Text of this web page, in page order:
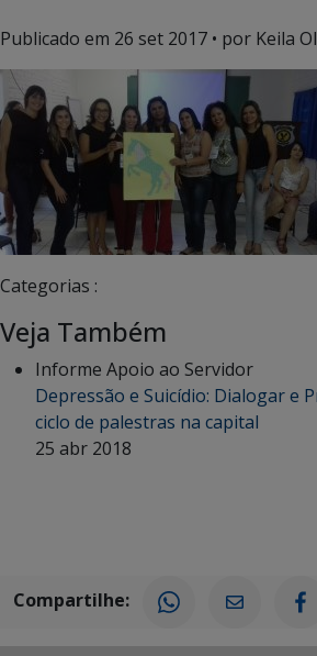
Publicado em 26 set 2017 • por Keila
Categorias :
Veja Também
Informe Apoio ao Servidor
Depressão e Suicídio: Dialogar e
ciclo de palestras na capital
25 abr 2018
Compartilhe: